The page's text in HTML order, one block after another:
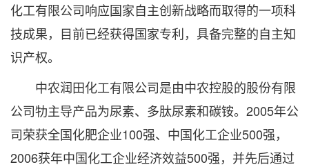
化工有限公司响应国家自主创新战略而取得的一项科
技成果，目前已经获得国家专利，具备完整的自主知
识产权。
中农润田化工有限公司是由中农控股的股份有限
公司牞主导产品为尿素、多肽尿素和碳铵。2005年公
司荣获全国化肥企业100强、中国化工企业500强，
2006获年中国化工企业经济效益500强，并先后通过